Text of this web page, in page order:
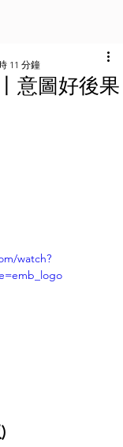
意圖好後果
11 分鐘
watch?